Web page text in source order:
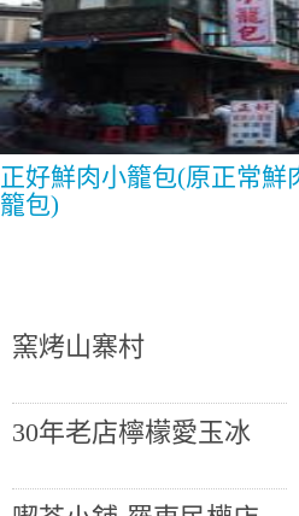
正好鮮肉小籠包(原正常鮮
籠包)
窯烤山寨村
30年老店檸檬愛玉冰